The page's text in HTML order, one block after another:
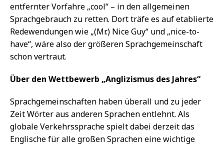
entfernter Vorfahre „cool“ – in den allgemeinen
Sprachgebrauch zu retten. Dort träfe es auf etablierte
Redewendungen wie „(Mr.) Nice Guy“ und „nice-to-
have“, wäre also der größeren Sprachgemeinschaft
schon vertraut.
Über den Wettbewerb „Anglizismus des Jahres“
Sprachgemeinschaften haben überall und zu jeder
Zeit Wörter aus anderen Sprachen entlehnt. Als
globale Verkehrssprache spielt dabei derzeit das
Englische für alle großen Sprachen eine wichtige